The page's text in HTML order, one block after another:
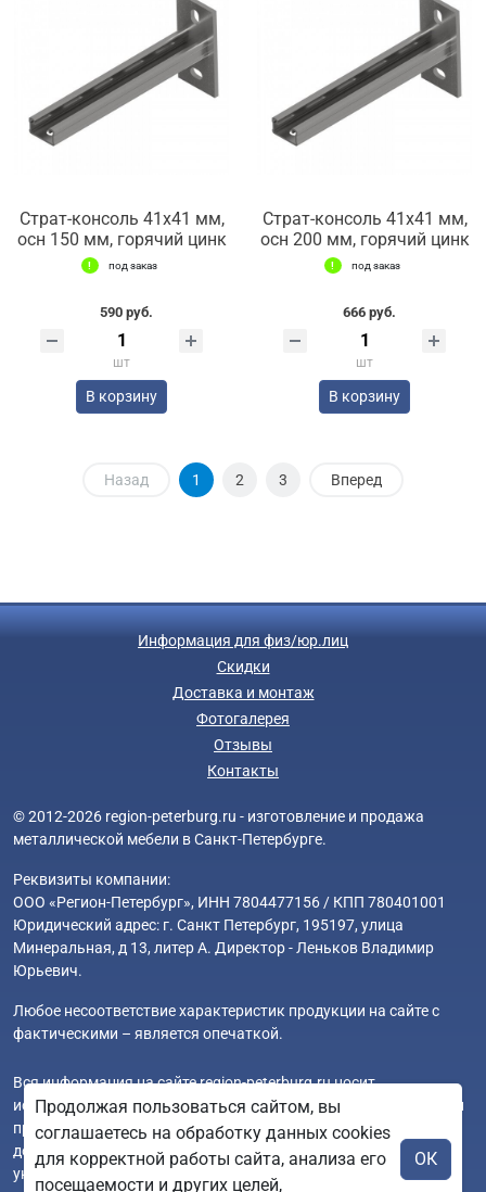
Страт-консоль 41х41 мм,
осн 150 мм, горячий цинк
под заказ
590 руб.
шт
В корзину
Страт-консоль 41х41 мм,
осн 200 мм, горячий цинк
под заказ
666 руб.
шт
В корзину
Назад 1 2 3 Вперед
Информация для физ/юр.лиц
Скидки
Доставка и монтаж
Фотогалерея
Отзывы
Контакты
© 2012-2026 region-peterburg.ru - изготовление и продажа
металлической мебели в Санкт-Петербурге.
Реквизиты компании:
ООО «Регион-Петербург», ИНН 7804477156 / КПП 780401001
Юридический адрес: г. Санкт Петербург, 195197, улица
Минеральная, д 13, литер А. Директор - Леньков Владимир
Юрьевич.
Любое несоответствие характеристик продукции на сайте с
фактическими – является опечаткой.
Вся информация на сайте region-peterburg.ru носит
исключительно ознакомительный и справочный характер и ни
при каких условиях не является публичной офертой. Всю
дополнительную информацию можно узнать по телефонам
указанным на сайте.
Продолжая пользоваться сайтом, вы
соглашаетесь на обработку данных cookies
для корректной работы сайта, анализа его
посещаемости и других целей,
ОК